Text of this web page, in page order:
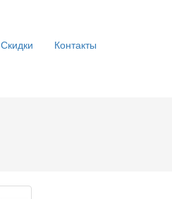
Скидки Контакты